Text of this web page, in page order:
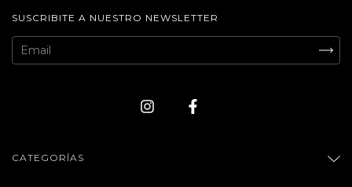
SUSCRIBITE A NUESTRO NEWSLETTER
CATEGORÍAS